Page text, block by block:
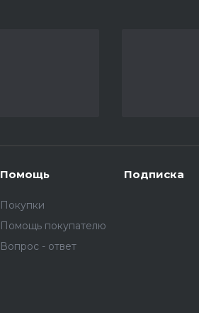
Помощь
Покупки
Помощь покупателю
Вопрос - ответ
Подписка